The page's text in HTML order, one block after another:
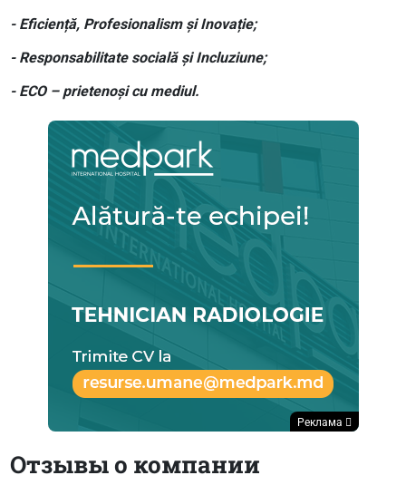
- Eficiență, Profesionalism și Inovație;
- Responsabilitate socială și Incluziune;
- ECO – prietenoși cu mediul.
Реклама
Отзывы о компании